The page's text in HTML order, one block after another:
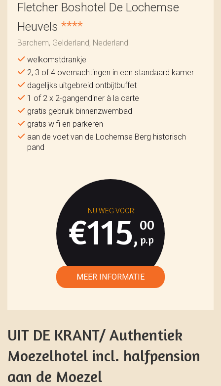
Fletcher Boshotel De Lochemse
Heuvels ****
Barchem, Gelderland, Nederland
welkomstdrankje
2, 3 of 4 overnachtingen in een standaard kamer
dagelijks uitgebreid ontbijtbuffet
1 of 2 x 2-gangendiner à la carte
gratis gebruik binnenzwembad
gratis wifi en parkeren
aan de voet van de Lochemse Berg historisch
pand
€115,
00
UIT DE KRANT/ Authentiek
Moezelhotel incl. halfpension
aan de Moezel